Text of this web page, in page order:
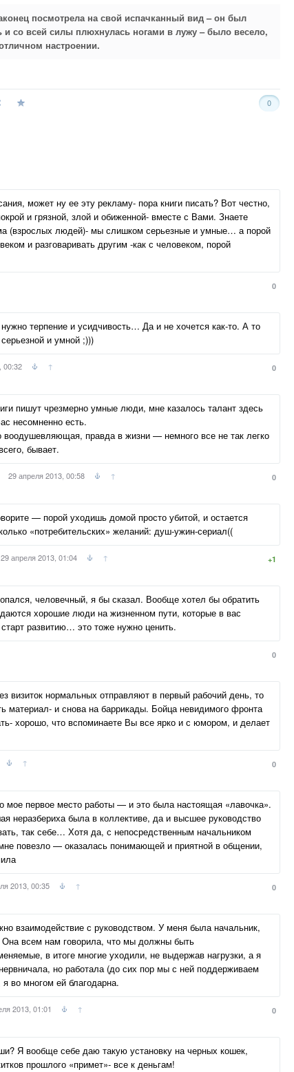
посмотрела на свой испачканный вид – он был
и со всей силы плюхнулась ногами в лужу – было весело,
настроении.
0
может ну ее эту рекламу- пора книги писать? Вот честно,
и грязной, злой и обиженной- вместе с Вами. Знаете
(взрослых людей)- мы слишком серьезные и умные… а порой
и разговаривать другим -как с человеком, порой
0
терпение и усидчивость… Да и не хочется как-то. А то
и умной ;)))
00:32 0
↑
пишут чрезмерно умные люди, мне казалось талант здесь
несомненно есть.
воодушевляющая, правда в жизни — немного все не так легко
бывает.
29 апреля 2013, 00:58 0
↑
— порой уходишь домой просто убитой, и остается
«потребительских» желаний: душ-ужин-сериал((
29 апреля 2013, 01:04 +1
↑
человечный, я бы сказал. Вообще хотел бы обратить
хорошие люди на жизненном пути, которые в вас
развитию… это тоже нужно ценить.
0
визиток нормальных отправляют в первый рабочий день, то
материал- и снова на баррикады. Бойца невидимого фронта
хорошо, что вспоминаете Вы все ярко и с юмором, и делает
0
↑
мое первое место работы — и это была настоящая «лавочка».
неразбериха была в коллективе, да и высшее руководство
так себе… Хотя да, с непосредственным начальником
повезло — оказалась понимающей и приятной в общении,
2013, 00:35 0
↑
взаимодействие с руководством. У меня была начальник,
всем нам говорила, что мы должны быть
в итоге многие уходили, не выдержав нагрузки, а я
но работала (до сих пор мы с ней поддерживаем
во многом ей благодарна.
2013, 01:01 0
↑
Я вообще себе даю такую установку на черных кошек,
прошлого «примет»- все к деньгам!